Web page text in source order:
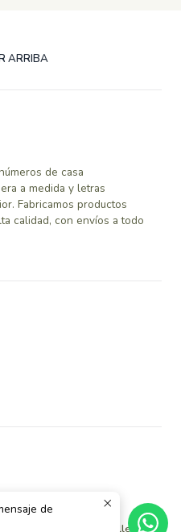
ARRIBA
de casa
a medida y letras
Fabricamos productos
calidad, con envíos a todo
Desarrollado por Jumpseller
de